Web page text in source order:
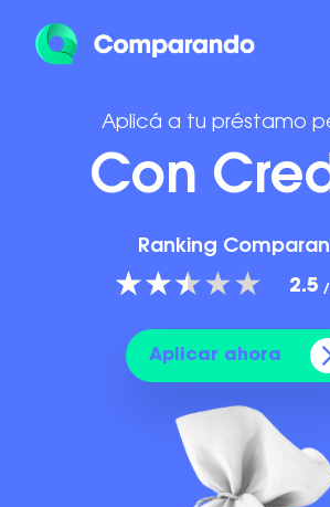
Aplicá a tu préstamo
Con
Ranking
2.5 /
Aplicar ahora